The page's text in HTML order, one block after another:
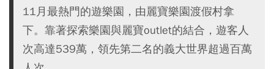
11月最熱門的遊樂園，由麗寶樂園渡假村拿
下。靠著探索樂園與麗寶outlet的結合，遊客人
次高達539萬，領先第二名的義大世界超過百萬